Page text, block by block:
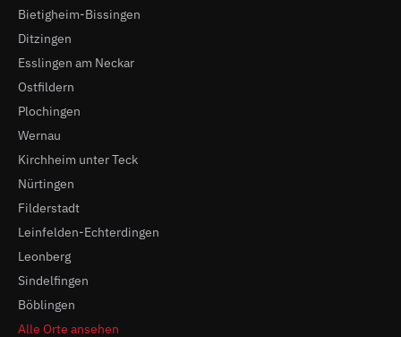
Bietigheim-Bissingen
Ditzingen
Esslingen am Neckar
Ostfildern
Plochingen
Wernau
Kirchheim unter Teck
Nürtingen
Filderstadt
Leinfelden-Echterdingen
Leonberg
Sindelfingen
Böblingen
Alle Orte ansehen